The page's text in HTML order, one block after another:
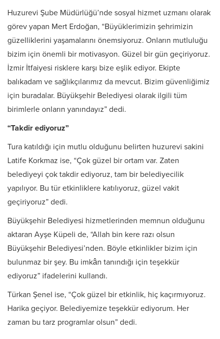
Huzurevi Şube Müdürlüğü’nde sosyal hizmet uzmanı olarak
görev yapan Mert Erdoğan, “Büyüklerimizin şehrimizin
güzelliklerini yaşamalarını önemsiyoruz. Onların mutluluğu
bizim için önemli bir motivasyon. Güzel bir gün geçiriyoruz.
İzmir İtfaiyesi risklere karşı bize eşlik ediyor. Ekipte
balıkadam ve sağlıkçılarımız da mevcut. Bizim güvenliğimiz
için buradalar. Büyükşehir Belediyesi olarak ilgili tüm
birimlerle onların yanındayız” dedi.
“Takdir ediyoruz”
Tura katıldığı için mutlu olduğunu belirten huzurevi sakini
Latife Korkmaz ise, “Çok güzel bir ortam var. Zaten
belediyeyi çok takdir ediyoruz, tam bir belediyecilik
yapılıyor. Bu tür etkinliklere katılıyoruz, güzel vakit
geçiriyoruz” dedi.
Büyükşehir Belediyesi hizmetlerinden memnun olduğunu
aktaran Ayşe Küpeli de, “Allah bin kere razı olsun
Büyükşehir Belediyesi’nden. Böyle etkinlikler bizim için
bulunmaz bir şey. Bu imkân tanındığı için teşekkür
ediyoruz” ifadelerini kullandı.
Türkan Şenel ise, “Çok güzel bir etkinlik, hiç kaçırmıyoruz.
Harika geçiyor. Belediyemize teşekkür ediyorum. Her
zaman bu tarz programlar olsun” dedi.